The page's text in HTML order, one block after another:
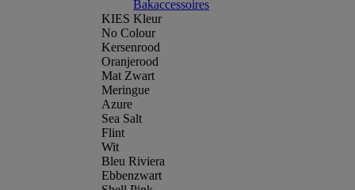
Bakaccessoires
KIES Kleur
No Colour
Kersenrood
Oranjerood
Mat Zwart
Meringue
Azure
Sea Salt
Flint
Wit
Bleu Riviera
Ebbenzwart